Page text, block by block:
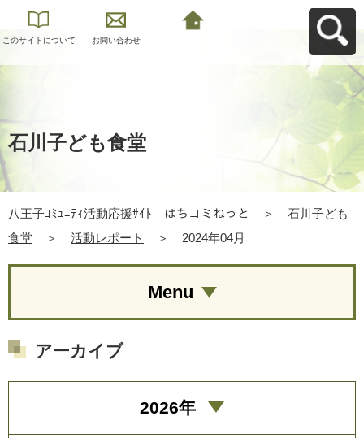
このサイトについて お問い合わせ
石川子ども食堂
八王子ｺﾐｭﾆﾃｨ活動応援ｻｲﾄ はちコミねっと ＞
石川子ども
食堂
＞ 活動レポート ＞ 2024年04月
Menu
アーカイブ
2026年